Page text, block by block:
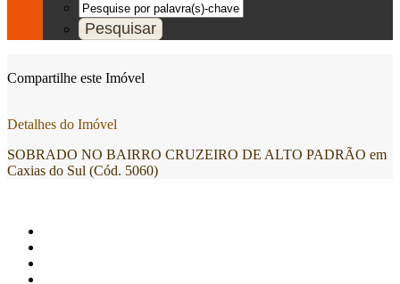
Compartilhe este Imóvel
Detalhes do Imóvel
SOBRADO NO BAIRRO CRUZEIRO DE ALTO PADRÃO em
Caxias do Sul (Cód. 5060)